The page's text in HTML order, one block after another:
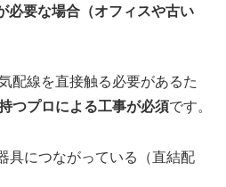
必要な場合（オフィスや古い
配線を直接触る必要があるた
つプロによる工事が必須です。
具につながっている（直結配